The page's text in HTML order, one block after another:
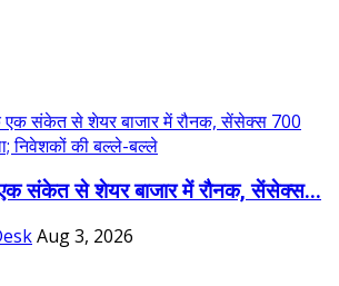
संकेत से शेयर बाजार में रौनक, सेंसेक्स...
Aug 3, 2026